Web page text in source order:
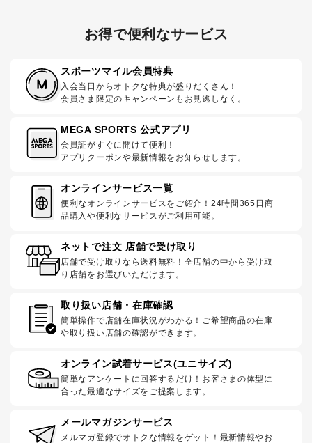
お得で便利なサービス
スポーツマイル会員特典
入会当日からオトクな特典が盛りだくさん！
会員さま限定のキャンペーンもお見逃しなく。
MEGA SPORTS 公式アプリ
会員証がすぐに開けて便利！
アプリクーポンや最新情報をお知らせします。
オンラインサービス一覧
便利なオンラインサービスをご紹介！24時間365日商
品購入や便利なサービスがご利用可能。
ネットで注文 店舗で受け取り
店舗で受け取りなら送料無料！全店舗の中から受け取
り店舗をお選びいただけます。
取り扱い店舗・在庫確認
簡単操作で店舗在庫状況がわかる！ご希望商品の在庫
や取り扱い店舗の確認ができます。
オンライン試着サービス(ユニサイズ)
簡単なアンケートに回答するだけ！お客さまの体型に
合った最適なサイズをご提案します。
メールマガジンサービス
メルマガ登録でオトクな情報をゲット！最新情報やお